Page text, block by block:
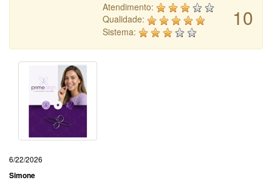
10
Atendimento:
Qualidade:
Sistema:
6/22/2026
Simone